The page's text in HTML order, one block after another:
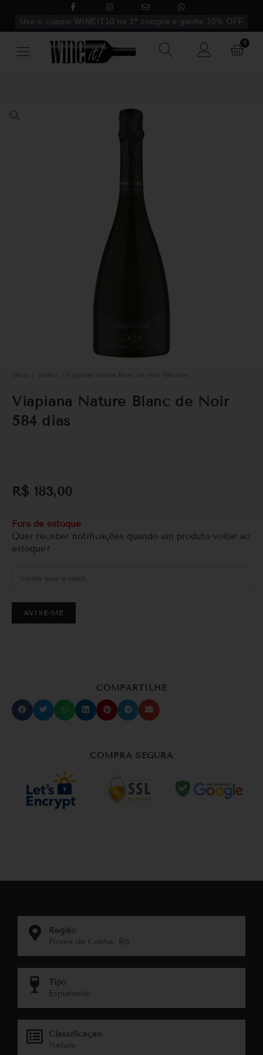
Use o cupom WINEIT10 na 1ª compra e ganhe 10% OFF
0
Início Vinhos / Viapiana Nature Blanc de Noir 584 dias
Viapiana Nature Blanc de Noir
584 dias
R$ 183,00
Fora de estoque
Quer receber notificações quando um produto voltar ao
estoque?
AVISE-ME
COMPARTILHE
COMPRA SEGURA
Região
Flores da Cunha, RS
Tipo
Espumante
Classificação
Nature